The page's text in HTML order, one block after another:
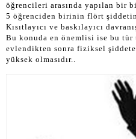
öğrencileri arasında yapılan bir
5 öğrenciden birinin flört
Kısıtlayıcı ve baskılayıcı
Bu konuda en önemlisi ise bu tür
evlendikten sonra fiziksel
yüksek olmasıdır..